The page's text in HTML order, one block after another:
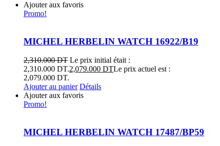
Ajouter aux favoris
Promo!
MICHEL HERBELIN WATCH 16922/B19
2,310.000DT Le prix initial était :
2,310.000 DT.2,079.000 DTLe prix actuel est :
2,079.000 DT.
Ajouter au panier Détails
Ajouter aux favoris
Promo!
MICHEL HERBELIN WATCH 17487/BP59